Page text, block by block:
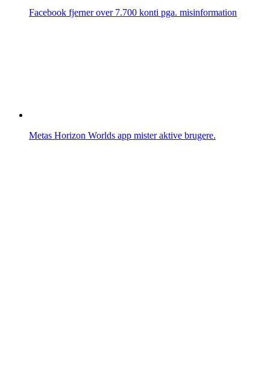
Facebook fjerner over 7.700 konti pga. misinformation
Metas Horizon Worlds app mister aktive brugere.